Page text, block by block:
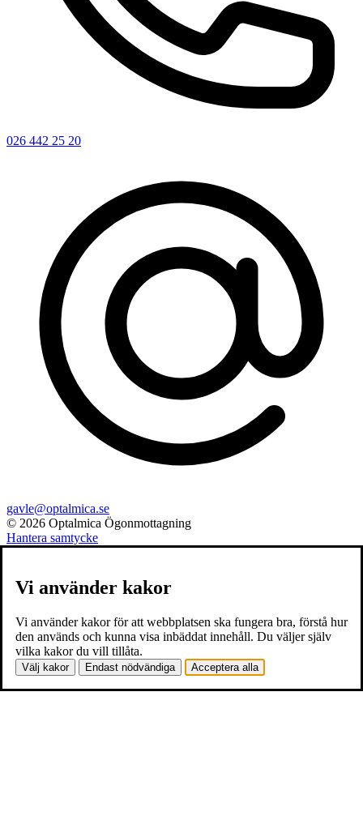
026 442 25 20
gavle@optalmica.se
© 2026 Optalmica Ögonmottagning
Hantera samtycke
Vi använder kakor
Vi använder kakor för att webbplatsen ska fungera bra, förstå hur
den används och kunna visa inbäddat innehåll. Du väljer själv
vilka kakor du vill tillåta.
Välj kakor Endast nödvändiga Acceptera alla